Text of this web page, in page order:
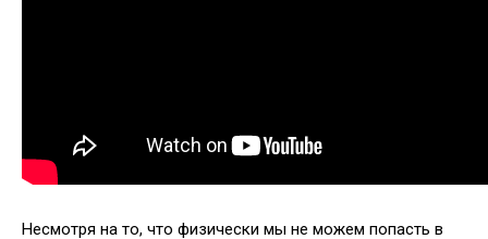
Несмотря на то, что физически мы не можем попасть в